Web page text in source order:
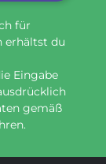
für
erhältst du
Eingabe
gemäß